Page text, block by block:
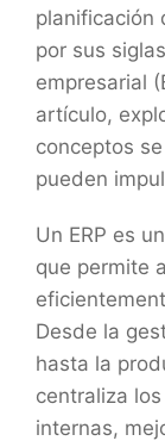
planificación
por sus
empresarial
artículo,
conceptos
pueden
Un ERP es
que permite
Desde la
hasta la
centraliza
internas,